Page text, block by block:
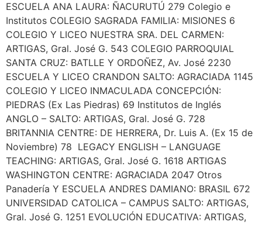
ESCUELA ANA LAURA: ÑACURUTÚ 279 Colegio e
Institutos COLEGIO SAGRADA FAMILIA: MISIONES 6
COLEGIO Y LICEO NUESTRA SRA. DEL CARMEN:
ARTIGAS, Gral. José G. 543 COLEGIO PARROQUIAL
SANTA CRUZ: BATLLE Y ORDOÑEZ, Av. José 2230
ESCUELA Y LICEO CRANDON SALTO: AGRACIADA 1145
COLEGIO Y LICEO INMACULADA CONCEPCIÓN:
PIEDRAS (Ex Las Piedras) 69 Institutos de Inglés
ANGLO – SALTO: ARTIGAS, Gral. José G. 728
BRITANNIA CENTRE: DE HERRERA, Dr. Luis A. (Ex 15 de
Noviembre) 78 LEGACY ENGLISH – LANGUAGE
TEACHING: ARTIGAS, Gral. José G. 1618 ARTIGAS
WASHINGTON CENTRE: AGRACIADA 2047 Otros
Panadería Y ESCUELA ANDRES DAMIANO: BRASIL 672
UNIVERSIDAD CATOLICA – CAMPUS SALTO: ARTIGAS,
Gral. José G. 1251 EVOLUCIÓN EDUCATIVA: ARTIGAS,